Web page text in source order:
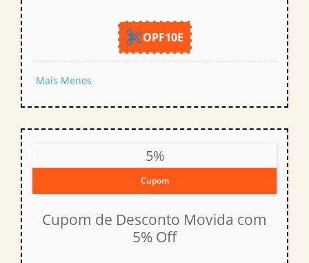
OPF10E
Mais Menos
5%
Cupom
Cupom de Desconto Movida com
5% Off